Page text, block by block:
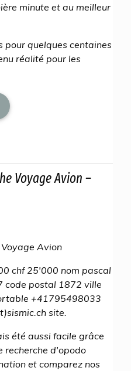
minute et au meilleur
pour quelques centaines
réalité pour les
Voyage Avion –
Avion
chf 25'000 nom pascal
code postal 1872 ville
+41795498033
site.
été aussi facile grâce
recherche d'opodo
et comparez nos